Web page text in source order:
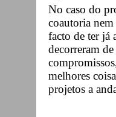
No caso do
coautoria nem
facto de ter já
decorreram
melhores
projetos a